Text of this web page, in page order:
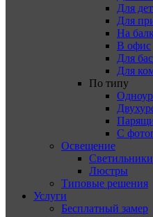
Для
Для
На
В офис
Для
Для
По типу
С
Освещение
Светильники
Люстры
Типовые решения
Услуги
Бесплатный замер